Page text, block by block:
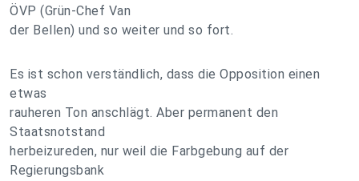
ÖVP (Grün-Chef Van
der Bellen) und so weiter und so fort.
Es ist schon verständlich, dass die Opposition einen
etwas
rauheren Ton anschlägt. Aber permanent den
Staatsnotstand
herbeizureden, nur weil die Farbgebung auf der
Regierungsbank